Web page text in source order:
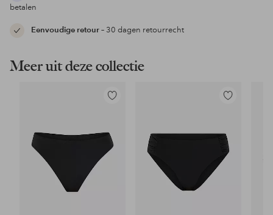
betalen
Eenvoudige retour– 30 dagen retourrecht
Meer uit deze collectie
Toevoegen
Toevoegen